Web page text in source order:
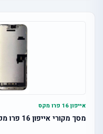
אייפון 16 פרו מקס
מסך מקורי אייפון 16 פרו מקס